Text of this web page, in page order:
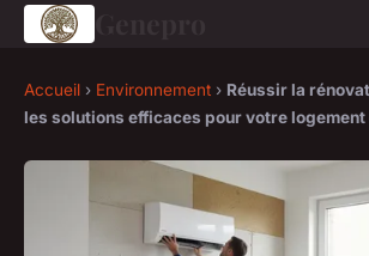
Accueil › Environnement › Réussir la
les solutions efficaces pour votre